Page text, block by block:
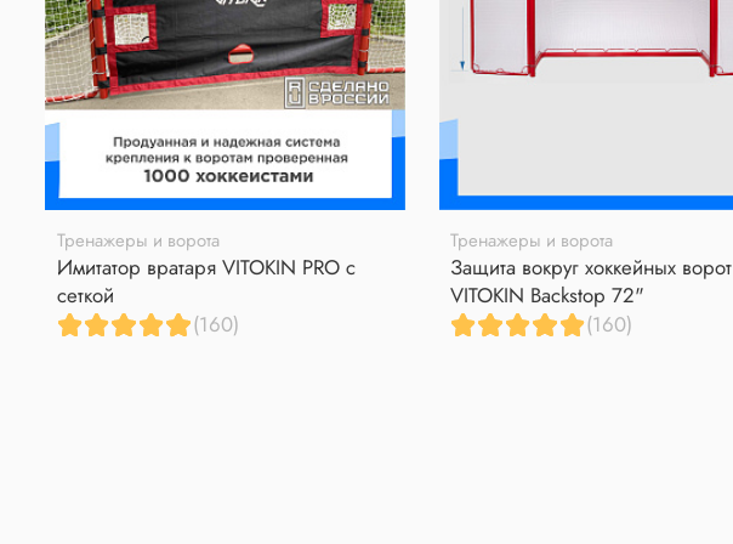
Тренажеры и ворота
Имитатор вратаря VITOKIN PRO с
сеткой
(160)
Тренажеры и ворота
Защита вокруг хоккейных ворот
VITOKIN Backstop 72"
(160)